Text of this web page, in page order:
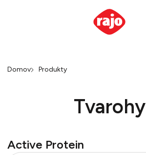
Domov Produkty
Tvarohy
Active Protein